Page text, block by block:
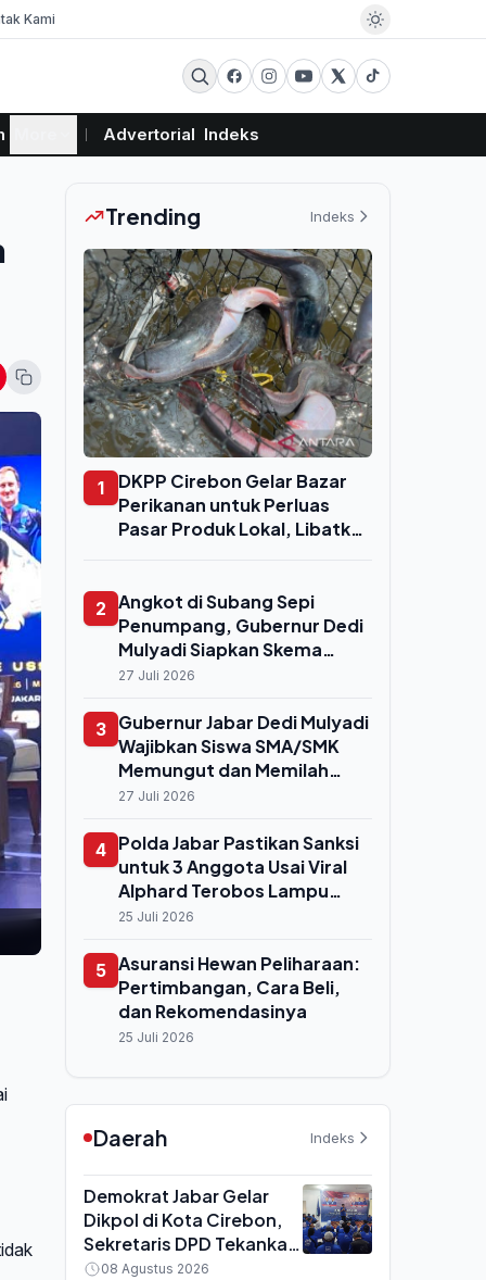
Kami
Advertorial Indeks
Trending Indeks
1
DKPP Cirebon Gelar Bazar
Perikanan untuk Perluas
Pasar Produk Lokal, Libatkan
2
Angkot di Subang Sepi
Penumpang, Gubernur Dedi
Mulyadi Siapkan Skema
Peremajaan ke Kendaraan
27 Juli 2026
3 Gubernur Jabar Dedi Mulyadi
Wajibkan Siswa SMA/SMK
Memungut dan Memilah
Sampah, Masuk Praktikum
27 Juli 2026
4 Polda Jabar Pastikan Sanksi
untuk 3 Anggota Usai Viral
Alphard Terobos Lampu
Merah di Bundaran HI,
Digelar
25 Juli 2026
5 Asuransi Hewan Peliharaan:
Pertimbangan, Cara Beli,
dan Rekomendasinya
25 Juli 2026
Daerah Indeks
Demokrat Jabar Gelar
Dikpol di Kota Cirebon,
Sekretaris DPD Tekankan
Kader Aktif Turun ke
08 Agustus 2026